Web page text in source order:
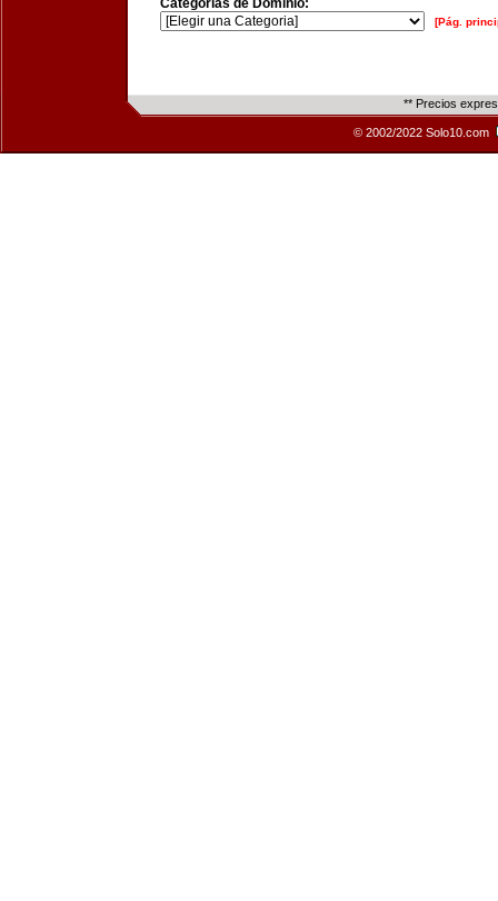
Categorías de Dominio:
[Pág.
** Precios
© 2002/2022 Solo10.com